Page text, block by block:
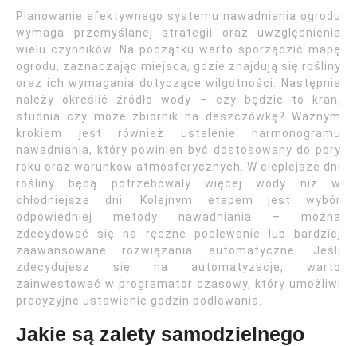
Planowanie efektywnego systemu nawadniania ogrodu
wymaga przemyślanej strategii oraz uwzględnienia
wielu czynników. Na początku warto sporządzić mapę
ogrodu, zaznaczając miejsca, gdzie znajdują się rośliny
oraz ich wymagania dotyczące wilgotności. Następnie
należy określić źródło wody – czy będzie to kran,
studnia czy może zbiornik na deszczówkę? Ważnym
krokiem jest również ustalenie harmonogramu
nawadniania, który powinien być dostosowany do pory
roku oraz warunków atmosferycznych. W cieplejsze dni
rośliny będą potrzebowały więcej wody niż w
chłodniejsze dni. Kolejnym etapem jest wybór
odpowiedniej metody nawadniania – można
zdecydować się na ręczne podlewanie lub bardziej
zaawansowane rozwiązania automatyczne. Jeśli
zdecydujesz się na automatyzację, warto
zainwestować w programator czasowy, który umożliwi
precyzyjne ustawienie godzin podlewania.
Jakie są zalety samodzielnego